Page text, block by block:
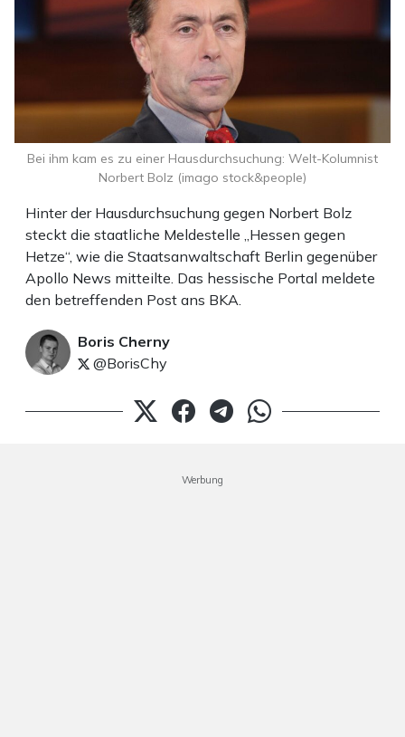
Hinter der Hausdurchsuchung gegen Norbert Bolz
steckt die staatliche Meldestelle „Hessen gegen
Hetze“, wie die Staatsanwaltschaft Berlin gegenüber
Apollo News mitteilte. Das hessische Portal meldete
den betreffenden Post ans BKA.
Boris Cherny
@BorisChy
Bei ihm kam es zu einer Hausdurchsuchung: Welt-Kolumnist
Norbert Bolz (imago stock&people)
Werbung